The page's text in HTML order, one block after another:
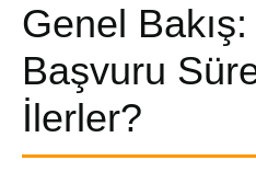
Genel
Başvuru
İlerler?